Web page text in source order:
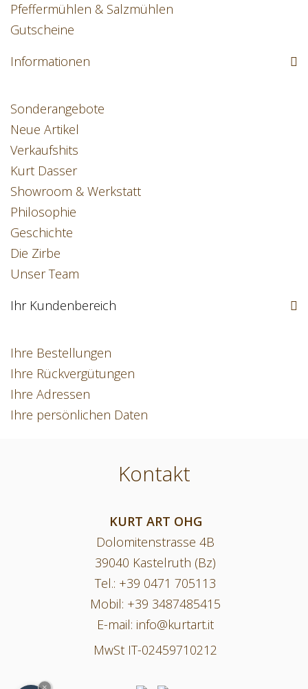
Pfeffermühlen & Salzmühlen
Gutscheine
Informationen
Sonderangebote
Neue Artikel
Verkaufshits
Kurt Dasser
Showroom & Werkstatt
Philosophie
Geschichte
Die Zirbe
Unser Team
Ihr Kundenbereich
Ihre Bestellungen
Ihre Rückvergütungen
Ihre Adressen
Ihre persönlichen Daten
Kontakt
KURT ART OHG
Dolomitenstrasse 4B
39040 Kastelruth (Bz)
Tel.: +39 0471 705113
Mobil: +39 3487485415
E-mail: info@kurtart.it
MwSt IT-02459710212